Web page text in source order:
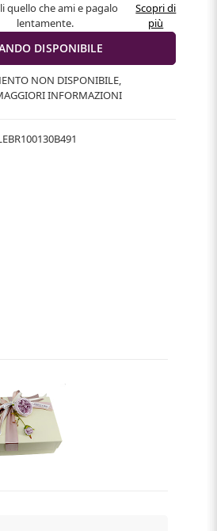
quello che ami e pagalo
lentamente.
Scopri di
più
NON DISPONIBILE,
INFORMAZIONI